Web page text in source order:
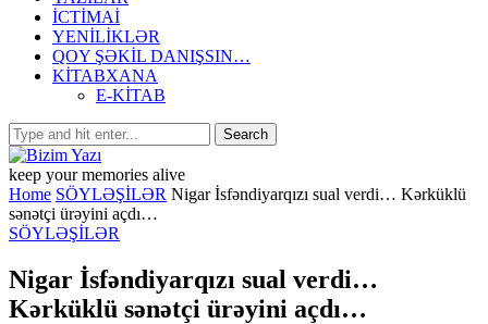
İCTİMAİ
YENİLİKLƏR
QOY ŞƏKİL DANIŞSIN…
KİTABXANA
E-KİTAB
keep your memories alive
Home SÖYLƏŞİLƏR Nigar İsfəndiyarqızı sual verdi… Kərküklü
sənətçi ürəyini açdı…
SÖYLƏŞİLƏR
Nigar İsfəndiyarqızı sual verdi…
Kərküklü sənətçi ürəyini açdı…